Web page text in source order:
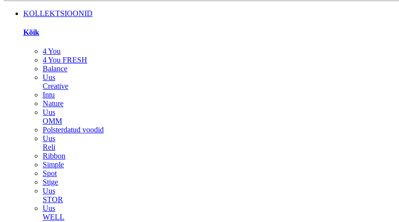
KOLLEKTSIOONID
Kõik
4 You
4 You FRESH
Balance
Uus
Creative
Intu
Nature
Uus
OMM
Polsterdatud voodid
Uus
Reli
Ribbon
Simple
Spot
Stige
Uus
STOR
Uus
WELL